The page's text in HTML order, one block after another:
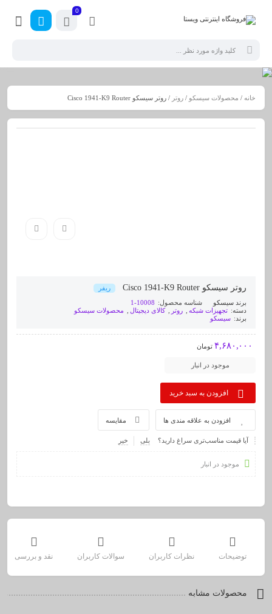
0
خانه / محصولات سیسکو / روتر / روتر سیسکو Cisco 1941-K9 Router
روتر سیسکو Cisco 1941-K9 Router
ریفر
برند سیسکو شناسه محصول: 10008-1
دسته: تجهیزات شبکه روتر کالای دیجیتال
محصولات سیسکو
برند: سیسکو
۴,۶۸۰,۰۰۰ تومان
موجود در انبار
افزودن به سبد خرید
مقایسه افزودن به علاقه مندی ها
آیا قیمت مناسب‌تری سراغ دارید؟ بلی خیر
موجود در انبار
توضیحات نظرات کاربران سوالات کاربران نقد و بررسی
محصولات مشابه